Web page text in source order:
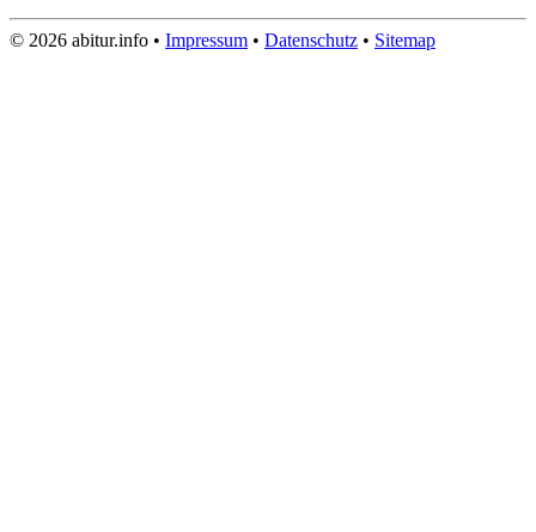
© 2026 abitur.info • Impressum • Datenschutz • Sitemap